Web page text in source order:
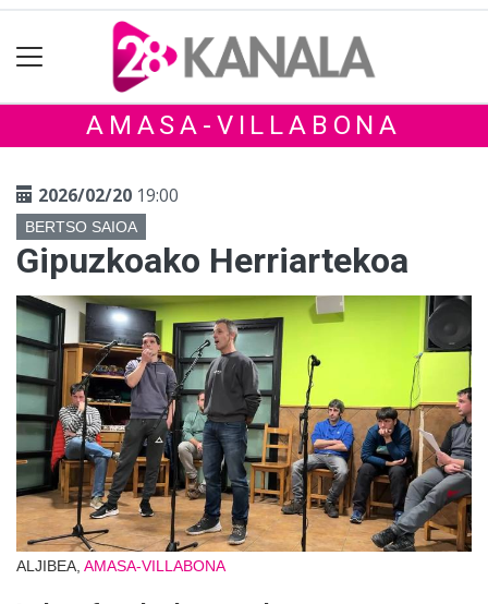
AMASA-VILLABONA
2026/02/20 19:00
BERTSO SAIOA
Gipuzkoako Herriartekoa
ALJIBEA, AMASA-VILLABONA